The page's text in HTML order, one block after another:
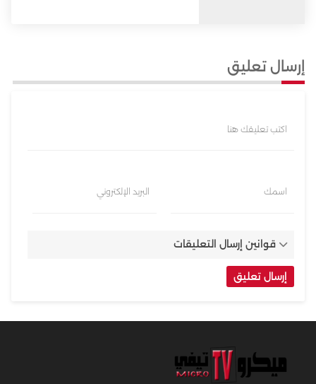
إرسال تعليق
اكتب تعليقك هنا
اسمك البريد الإلكتروني
قوانين إرسال التعليقات